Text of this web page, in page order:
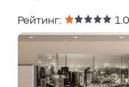
Рейтинг: 1.0